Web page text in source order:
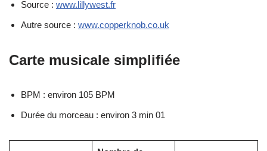
Source : www.lillywest.fr
Autre source : www.copperknob.co.uk
Carte musicale simplifiée
BPM : environ 105 BPM
Durée du morceau : environ 3 min 01